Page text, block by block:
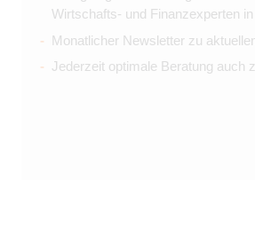
Wirtschafts- und Finanzexperten
Monatlicher Newsletter zu
Jederzeit optimale Beratung auch